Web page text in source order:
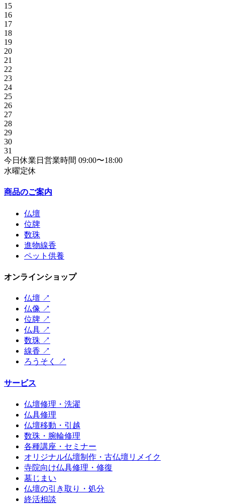
15
16
17
18
19
20
21
22
23
24
25
26
27
28
29
30
31
今日休業日 営業時間 09:00〜18:00
水曜定休
商品のご案内
仏壇
位牌
数珠
進物線香
ペット供養
オンラインショップ
仏壇 ↗
仏像 ↗
位牌 ↗
仏具 ↗
数珠 ↗
線香 ↗
ろうそく
↗
サービス
仏壇修理・洗濯
仏具修理
仏壇移動・引越
数珠・腕輪修理
各種講座・セミナー
オリジナル仏壇制作・古仏壇リメイク
寺院向け仏具修理・修復
墓じまい
仏壇の引き取り・処分
終活相談